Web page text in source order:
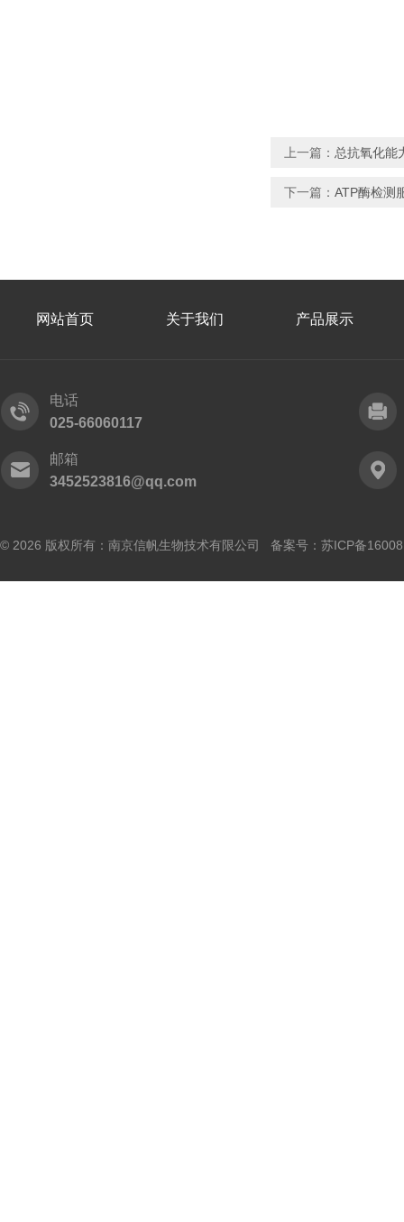
上一篇： 总抗氧化能
下一篇： ATP酶检测
网站首页 关于我们 产品展示
电话
025-66060117
邮箱
3452523816@qq.com
© 2026 版权所有：南京信帆生物技术有限公司 备案号： 苏ICP备